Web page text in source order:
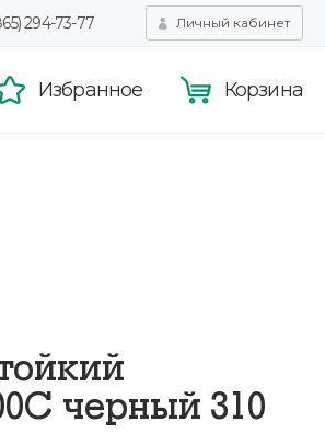
294-73-77 Личный кабинет
Избранное Корзина
черный 310